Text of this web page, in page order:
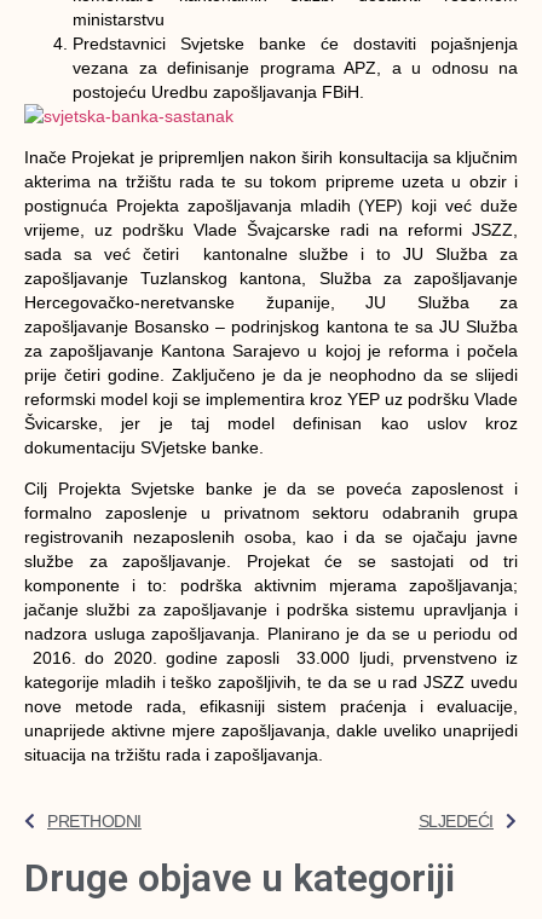
ministarstvu
Predstavnici Svjetske banke će dostaviti pojašnjenja
vezana za definisanje programa APZ, a u odnosu na
postojeću Uredbu zapošljavanja FBiH.
Inače Projekat je pripremljen nakon širih konsultacija sa ključnim
akterima na tržištu rada te su tokom pripreme uzeta u obzir i
postignuća Projekta zapošljavanja mladih (YEP) koji već duže
vrijeme, uz podršku Vlade Švajcarske radi na reformi JSZZ,
sada sa već četiri kantonalne službe i to JU Služba za
zapošljavanje Tuzlanskog kantona, Služba za zapošljavanje
Hercegovačko-neretvanske županije, JU Služba za
zapošljavanje Bosansko – podrinjskog kantona te sa JU Služba
za zapošljavanje Kantona Sarajevo u kojoj je reforma i počela
prije četiri godine. Zaključeno je da je neophodno da se slijedi
reformski model koji se implementira kroz YEP uz podršku Vlade
Švicarske, jer je taj model definisan kao uslov kroz
dokumentaciju SVjetske banke.
Cilj Projekta Svjetske banke je da se poveća zaposlenost i
formalno zaposlenje u privatnom sektoru odabranih grupa
registrovanih nezaposlenih osoba, kao i da se ojačaju javne
službe za zapošljavanje. Projekat će se sastojati od tri
komponente i to: podrška aktivnim mjerama zapošljavanja;
jačanje službi za zapošljavanje i podrška sistemu upravljanja i
nadzora usluga zapošljavanja. Planirano je da se u periodu od
2016. do 2020. godine zaposli 33.000 ljudi, prvenstveno iz
kategorije mladih i teško zapošljivih, te da se u rad JSZZ uvedu
nove metode rada, efikasniji sistem praćenja i evaluacije,
unaprijede aktivne mjere zapošljavanja, dakle uveliko unaprijedi
situacija na tržištu rada i zapošljavanja.
PRETHODNI SLJEDEĆI
Druge objave u kategoriji